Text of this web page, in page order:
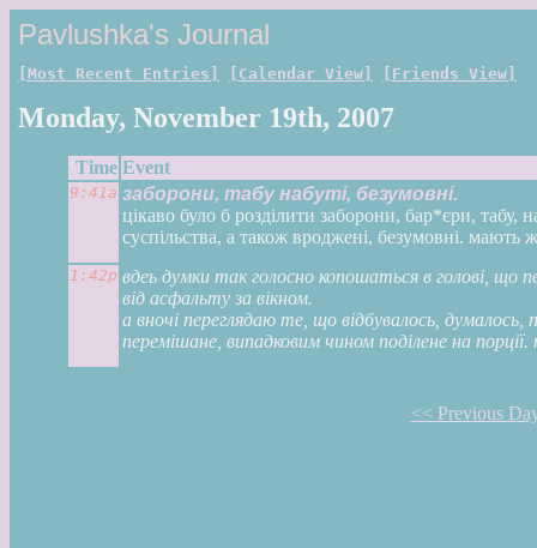
Pavlushka's Journal
[Most Recent Entries] [Calendar View] [Friends View]
Monday, November 19th, 2007
Time Event
9:41a заборони, табу набуті, безумовні.
цікаво було б розділити заборони, бар*єри,
суспільства, а також вроджені, безумовні. мають
1:42p вдеь думки так голосно копошаться в голові, що
від асфальту за вікном.
а вночі переглядаю те, що відбувалось,
перемішане, випадковим чином поділене на
<< Previous